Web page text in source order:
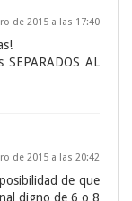
de 2015 a las 17:40
AL
de 2015 a las 20:42
de que
digno de 6 o 8